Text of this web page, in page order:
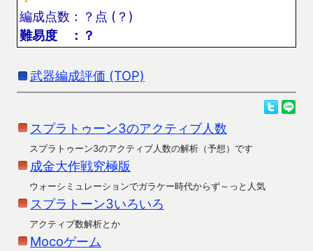
編成点数：？点 (？)
難易度 ：？
武器編成評価 (TOP)
スプラトゥーン3のアクティブ人数
スプラトゥーン3のアクティブ人数の解析（予想）です
成金大作戦究極版
ウォーシミュレーションでガラケー時代からず～っと人気
スプラトーン3いろいろ
アクティブ数解析とか
Mocoゲーム